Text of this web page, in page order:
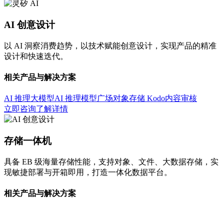
AI 创意设计
以 AI 洞察消费趋势，以技术赋能创意设计，实现产品的精准
设计和快速迭代。
相关产品与解决方案
AI 推理大模型AI 推理模型广场对象存储 Kodo内容审核
立即咨询了解详情
存储一体机
具备 EB 级海量存储性能，支持对象、文件、大数据存储，实
现敏捷部署与开箱即用，打造一体化数据平台。
相关产品与解决方案